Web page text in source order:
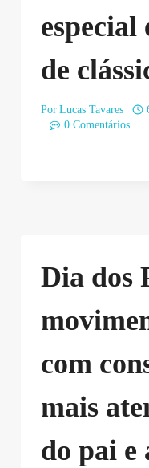
de
Por Lucas Tavares
0 Comentários
Dia dos
com
mais
do pai e